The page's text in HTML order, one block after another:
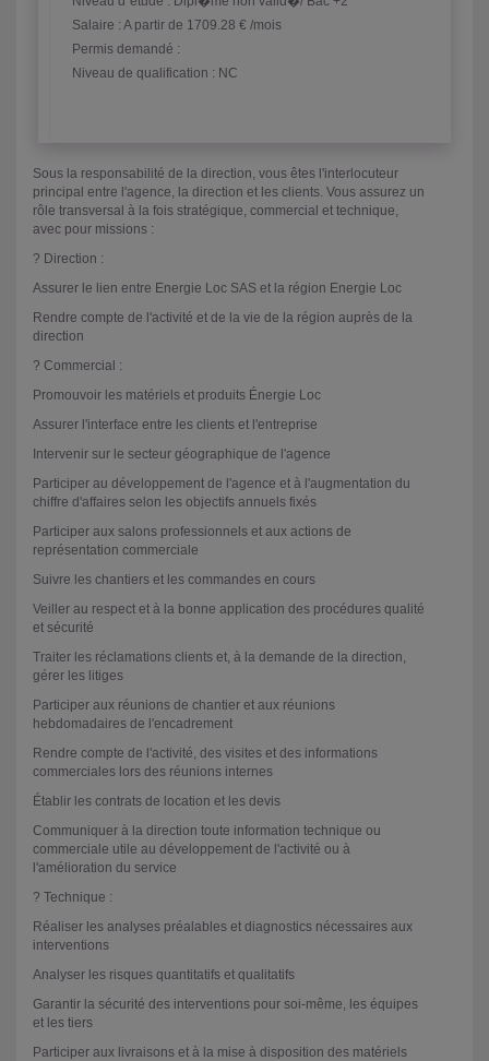
Salaire : A partir de 1709.28 € /mois
Permis demandé :
Niveau de qualification : NC
Sous la responsabilité de la direction, vous êtes l'interlocuteur
principal entre l'agence, la direction et les clients. Vous assurez un
rôle transversal à la fois stratégique, commercial et technique,
avec pour missions :
? Direction :
Assurer le lien entre Energie Loc SAS et la région Energie Loc
Rendre compte de l'activité et de la vie de la région auprès de la
direction
? Commercial :
Promouvoir les matériels et produits Énergie Loc
Assurer l'interface entre les clients et l'entreprise
Intervenir sur le secteur géographique de l'agence
Participer au développement de l'agence et à l'augmentation du
chiffre d'affaires selon les objectifs annuels fixés
Participer aux salons professionnels et aux actions de
représentation commerciale
Suivre les chantiers et les commandes en cours
Veiller au respect et à la bonne application des procédures qualité
et sécurité
Traiter les réclamations clients et, à la demande de la direction,
gérer les litiges
Participer aux réunions de chantier et aux réunions
hebdomadaires de l'encadrement
Rendre compte de l'activité, des visites et des informations
commerciales lors des réunions internes
Établir les contrats de location et les devis
Communiquer à la direction toute information technique ou
commerciale utile au développement de l'activité ou à
l'amélioration du service
? Technique :
Réaliser les analyses préalables et diagnostics nécessaires aux
interventions
Analyser les risques quantitatifs et qualitatifs
Garantir la sécurité des interventions pour soi-même, les équipes
et les tiers
Participer aux livraisons et à la mise à disposition des matériels